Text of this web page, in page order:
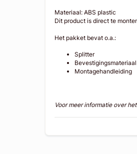
Materiaal: ABS plastic
Dit product is direct te
Het pakket bevat o.a.:
Splitter
Bevestigingsmateriaal
Montagehandleiding
Voor meer informatie over